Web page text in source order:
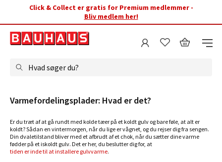
Click & Collect er gratis for Premium medlemmer -
Bliv medlem her!
Hvad søger du?
Varmefordelingsplader: Hvad er det?
Er du træt af at gå rundt med kolde tæer på et koldt gulv og bare føle, at alt er
koldt? Sådan en vintermorgen, når du lige er vågnet, og du rejser dig fra sengen.
Din dvaletilstand bliver med et afbrudt af et chok, når du sætter dine varme
fødder på et iskoldt gulv. Det er her, du beslutter dig for, at
tiden er inde til at installere gulvvarme.